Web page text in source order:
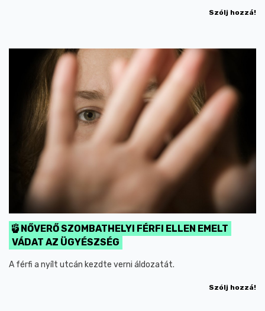
Szólj hozzá!
NŐVERŐ SZOMBATHELYI FÉRFI ELLEN EMELT
VÁDAT AZ ÜGYÉSZSÉG
A férfi a nyílt utcán kezdte verni áldozatát.
Szólj hozzá!